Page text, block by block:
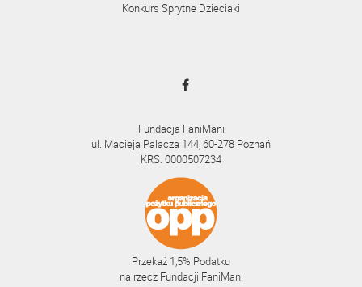
Konkurs Sprytne Dzieciaki
Fundacja FaniMani
ul. Macieja Palacza 144, 60-278 Poznań
KRS: 0000507234
Przekaż 1,5% Podatku
na rzecz Fundacji FaniMani